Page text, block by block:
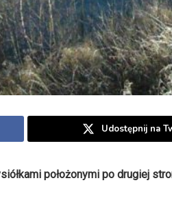
Udostępnij na
położonymi po drugiej